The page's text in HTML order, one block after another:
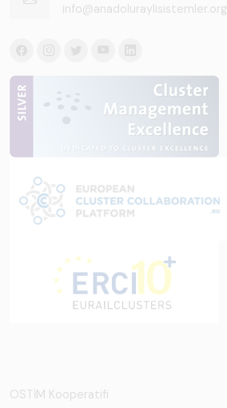
info@anadoluraylisistemler.org
OSTİM Kooperatifi